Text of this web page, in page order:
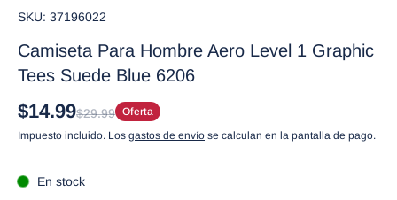
SKU: 37196022
Camiseta Para Hombre Aero Level 1 Graphic
Tees Suede Blue 6206
$14.99$29.99 Oferta
Impuesto incluido. Los gastos de envío se calculan en la pantalla de pago.
En stock